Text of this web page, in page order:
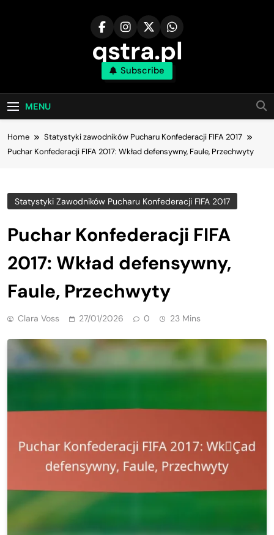
qstra.pl
Subscribe
MENU
Home
Statystyki zawodników Pucharu Konfederacji FIFA 2017
Puchar Konfederacji FIFA 2017: Wkład defensywny, Faule, Przechwyty
Statystyki Zawodników Pucharu Konfederacji FIFA 2017
Puchar Konfederacji FIFA
2017: Wkład defensywny,
Faule, Przechwyty
Clara Voss 27/01/2026 0 23 Mins